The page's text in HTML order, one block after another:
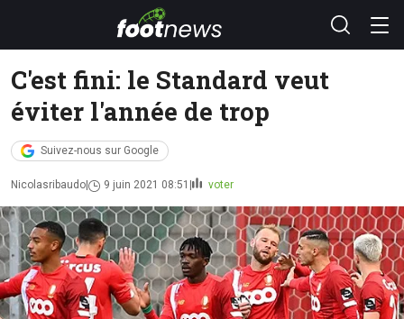
C'est fini: le Standard veut
éviter l'année de trop
Suivez-nous sur Google
Nicolasribaudo 9 juin 2021 08:51 voter